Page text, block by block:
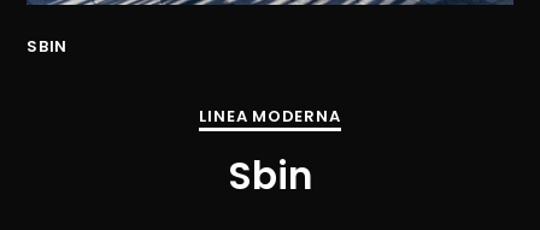
SBIN
LINEA MODERNA
Sbin